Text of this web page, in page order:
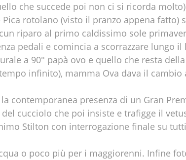
che succede poi non ci si ricorda molto)
rotolano (visto il pranzo appena fatto)
riparo al primo caldissimo sole
pedali e comincia a scorrazzare lungo il
a 90° papà ovo e quello che resta
infinito), mamma Ova dava il cambio
contemporanea presenza di un Gran
cucciolo che poi insiste e trafigge il
Stilton con interrogazione finale su
o poco più per i maggiorenni. Infine